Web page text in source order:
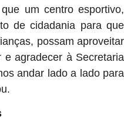
um centro esportivo,
de cidadania para que
possam aproveitar
agradecer à Secretaria
andar lado a lado para